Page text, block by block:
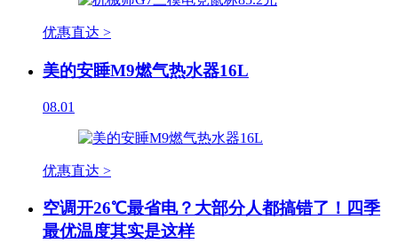
优惠直达 >
美的安睡M9燃气热水器16L
08.01
优惠直达 >
空调开26℃最省电？大部分人都搞错了！四季
最优温度其实是这样